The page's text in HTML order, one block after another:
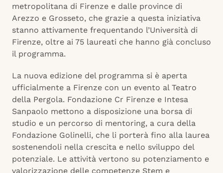
metropolitana di Firenze e dalle province di
Arezzo e Grosseto, che grazie a questa iniziativa
stanno attivamente frequentando l’Università di
Firenze, oltre ai 75 laureati che hanno già concluso
il programma.
La nuova edizione del programma si è aperta
ufficialmente a Firenze con un evento al Teatro
della Pergola. Fondazione Cr Firenze e Intesa
Sanpaolo mettono a disposizione una borsa di
studio e un percorso di mentoring, a cura della
Fondazione Golinelli, che li porterà fino alla laurea
sostenendoli nella crescita e nello sviluppo del
potenziale. Le attività vertono su potenziamento e
valorizzazione delle competenze Stem e